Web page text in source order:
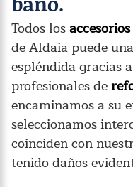
Todos los
de Aldaia puede
espléndida gracias
profesionales de
encaminamos a su
seleccionamos
coinciden con
tenido daños